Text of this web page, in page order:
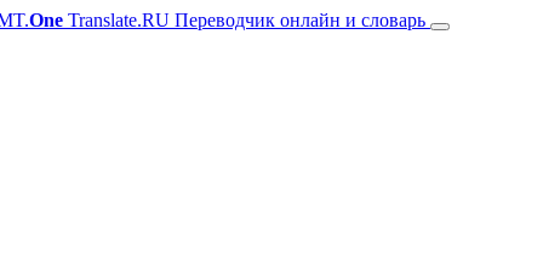
One Translate.RU Переводчик онлайн и словарь